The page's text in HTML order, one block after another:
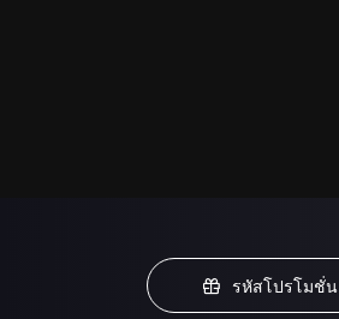
รหัสโปรโมชั่น